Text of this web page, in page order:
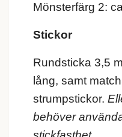
Mönsterfärg 2:
Stickor
Rundsticka 3,5
lång, samt
strumpstickor.
behöver